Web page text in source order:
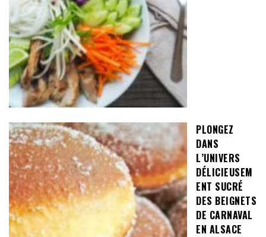
PLONGEZ
DANS
L’UNIVERS
DÉLICIEUSEM
ENT SUCRÉ
DES BEIGNETS
DE CARNAVAL
EN ALSACE